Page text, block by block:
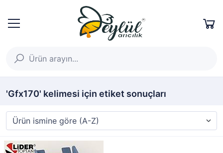
'Gfx170' kelimesi için etiket sonuçları